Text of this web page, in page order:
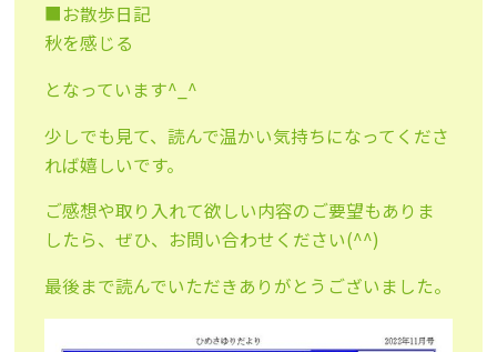
■お散歩日記
秋を感じる
となっています^_^
少しでも見て、読んで温かい気持ちになってくださ
れば嬉しいです。
ご感想や取り入れて欲しい内容のご要望もありま
したら、ぜひ、お問い合わせください(^^)
最後まで読んでいただきありがとうございました。